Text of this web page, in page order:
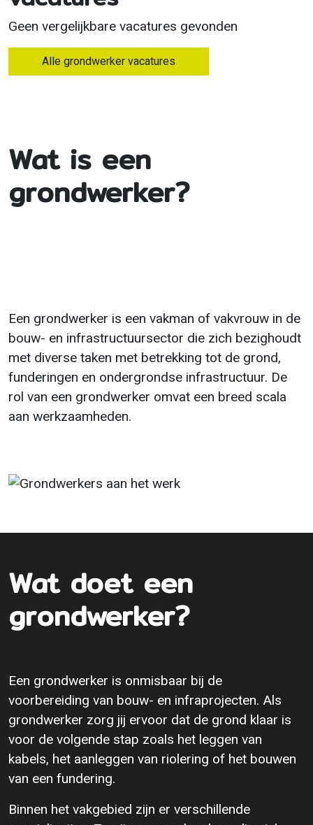
Geen vergelijkbare vacatures gevonden
Alle grondwerker vacatures
Wat is een
grondwerker?
Een grondwerker is een vakman of vakvrouw in de
bouw- en infrastructuursector die zich bezighoudt
met diverse taken met betrekking tot de grond,
funderingen en ondergrondse infrastructuur. De
rol van een grondwerker omvat een breed scala
aan werkzaamheden.
Wat doet een
grondwerker?
Een grondwerker is onmisbaar bij de
voorbereiding van bouw- en infraprojecten. Als
grondwerker zorg jij ervoor dat de grond klaar is
voor de volgende stap zoals het leggen van
kabels, het aanleggen van riolering of het bouwen
van een fundering.
Binnen het vakgebied zijn er verschillende